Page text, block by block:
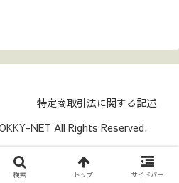
特定商取引法に関する記述
NET All Rights Reserved.
検索 トップ サイドバー